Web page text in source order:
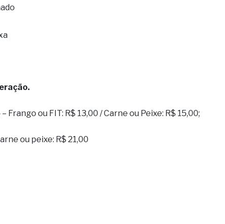
Frango ou FIT: R$ 13,00 / Carne ou Peixe: R$ 15,00;
ou peixe: R$ 21,00